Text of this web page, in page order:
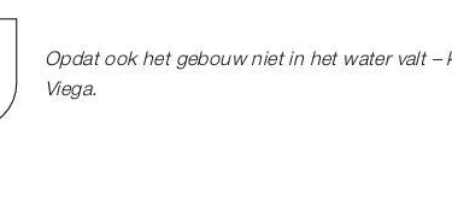
Opdat ook het gebouw niet in het water valt –
Viega.